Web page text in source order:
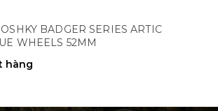
BADGER SERIES ARTIC
WHEELS 52MM
hàng